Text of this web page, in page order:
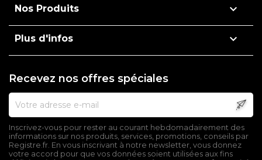
Nos Produits 
Plus d'infos 
Recevez nos offres spéciales
Inscrivez-vous pour rester au courant hebdomadairement des
informations sur nos produits, services, promotions, conseils par
Registre.fr. En vous inscrivant à notre newsletter, vous donnez
votre accord pour que vos données soient utilisées aux fins